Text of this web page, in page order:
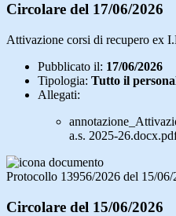
Circolare del 17/06/2026
Attivazione corsi di recupero ex
Pubblicato il: 17/06/2026
Tipologia: Tutto il
Allegati:
a.s. 2025-
Protocollo 13956/2026 del 15/06/
Circolare del 15/06/2026